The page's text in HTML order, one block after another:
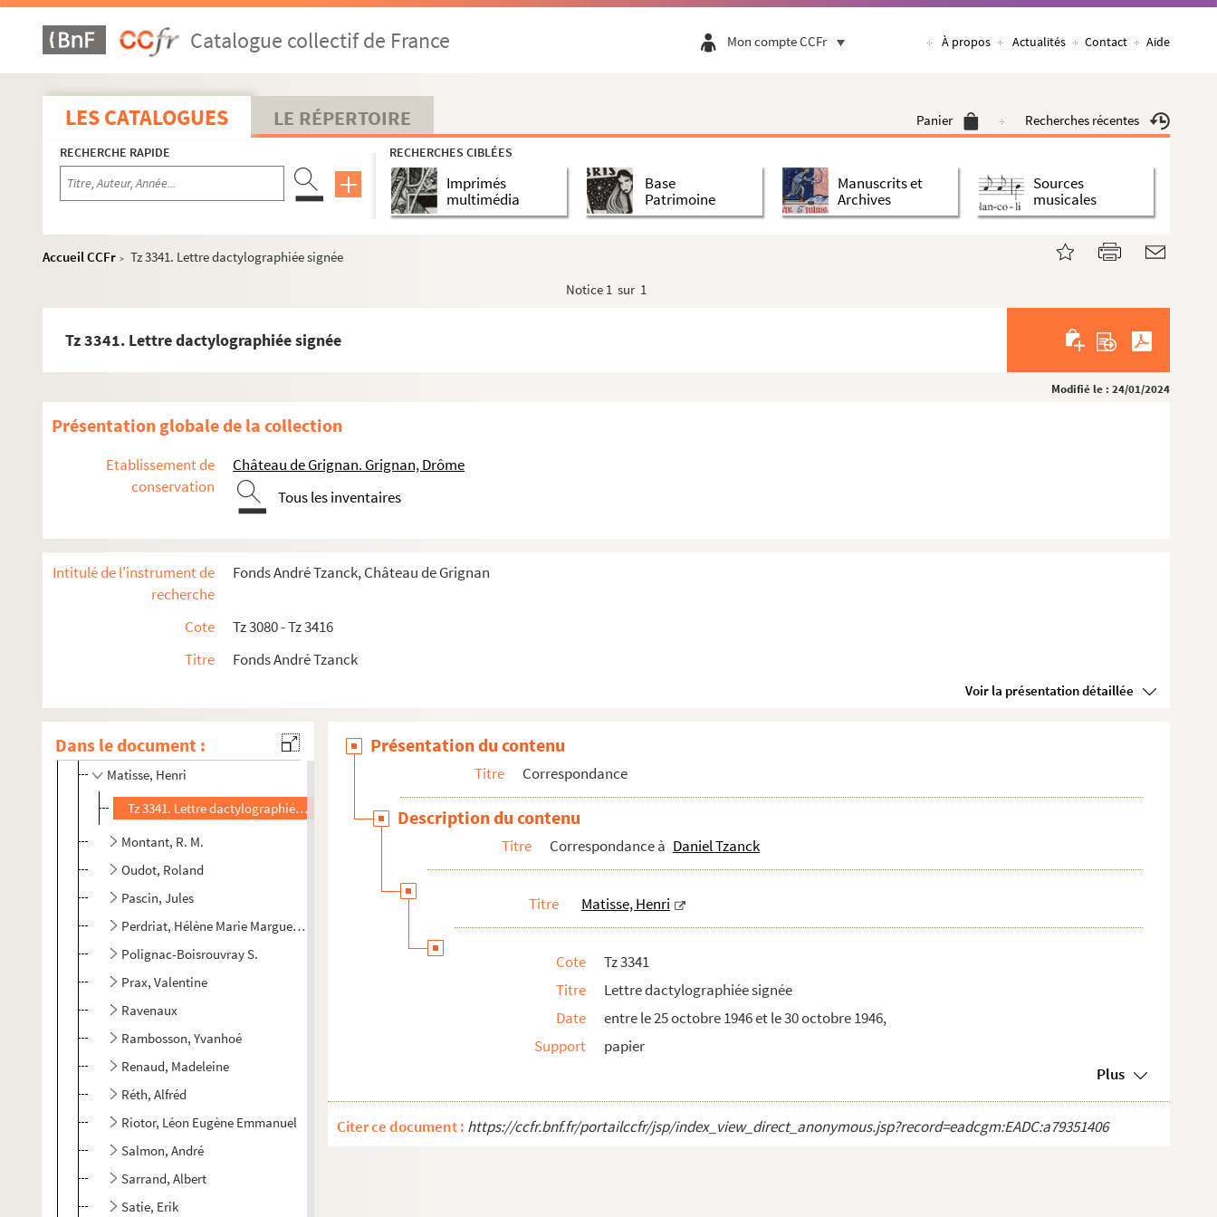
Catalogue collectif de France Mon compte CCFr À propos Actualités Contact Aide
LES CATALOGUES LE RÉPERTOIRE Panier Recherches récentes
RECHERCHE RAPIDE RECHERCHES CIBLÉES
Imprimés
multimédia
Base
Patrimoine
Manuscrits et
Archives
Sources
musicales
Accueil CCFr > Tz 3341. Lettre dactylographiée signée
Notice 1 sur 1
Tz 3341. Lettre dactylographiée signée
Modifié le : 24/01/2024
Présentation globale de la collection
Etablissement de
conservation
Château de Grignan. Grignan, Drôme
Tous les inventaires
Intitulé de l'instrument de
recherche
Fonds André Tzanck, Château de Grignan
Cote
Tz 3080 - Tz 3416
Titre
Fonds André Tzanck
Voir la présentation détaillée
Dans le document :
Kisling, Moïse
Klingsor, Tristan
Kochno, Boris
Kolle, W. H.
Krohg, Per Lasson
Laglenne, Jean-Francis
Lhote, André
Liausu, Camille Pierre
Lipchitz, Jacques
Lotiron, Robert
Léopold-Lévy, Rosine
Marboré, Jean Emile du
Mardrus, Joseph Charles
Martin-Férrières, Jacques
Marval, Jacqueline
Matisse, Henri
Tz 3341. Lettre dactylographiée signée
Montant, R. M.
Oudot, Roland
Pascin, Jules
Perdriat, Hélène Marie Marguerite
Polignac-Boisrouvray S.
Prax, Valentine
Ravenaux
Rambosson, Yvanhoé
Renaud, Madeleine
Réth, Alfréd
Riotor, Léon Eugène Emmanuel
Salmon, André
Sarrand, Albert
Satie, Erik
Présentation du contenu
Titre Correspondance
Description du contenu
Titre Correspondance à Daniel Tzanck
Titre Matisse, Henri
Cote
Tz 3341
Titre
Lettre dactylographiée signée
Date
entre le 25 octobre 1946 et le 30 octobre 1946,
Support
papier
Plus
Citer ce document : https://ccfr.bnf.fr/portailccfr/jsp/index_view_direct_anonymous.jsp?record=eadcgm:EADC:a79351406